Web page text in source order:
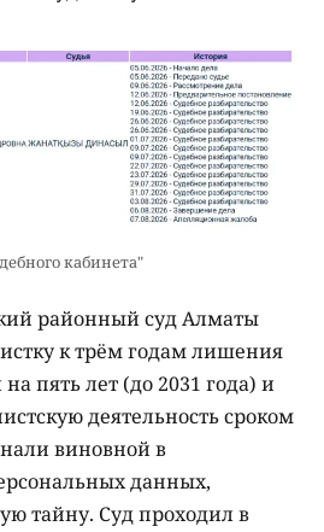
кабинета"
районный суд Алматы
к трём годам лишения
пять лет (до 2031 года) и
деятельность сроком
виновной в
данных,
тайну. Суд проходил в